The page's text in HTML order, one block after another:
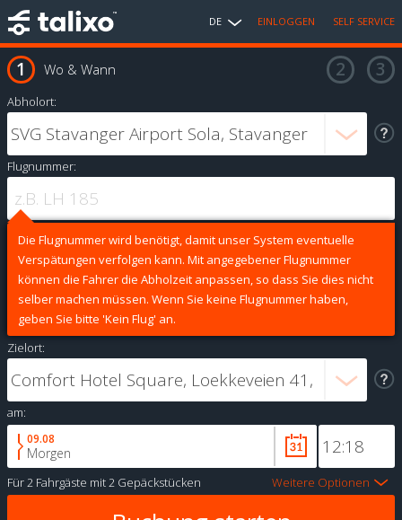
DE EINLOGGEN SELF SERVICE
Wo & Wann
Abholort:
Flugnummer:
Die Flugnummer wird benötigt, damit unser System eventuelle
Verspätungen verfolgen kann. Mit angegebener Flugnummer
können die Fahrer die Abholzeit anpassen, so dass Sie dies nicht
selber machen müssen. Wenn Sie keine Flugnummer haben,
geben Sie bitte 'Kein Flug' an.
Zielort:
am:
09.08
Morgen
Für2 Fahrgäste mit2 Gepäckstücken Weitere Optionen